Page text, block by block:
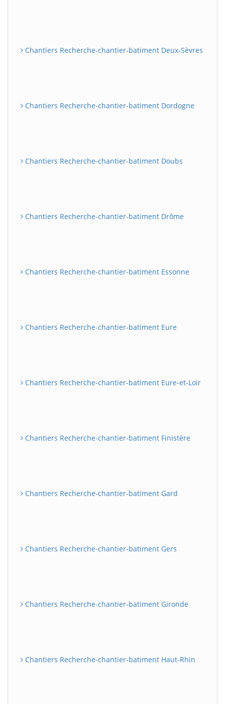
Chantiers Recherche-chantier-batiment Deux-Sèvres
Chantiers Recherche-chantier-batiment Dordogne
Chantiers Recherche-chantier-batiment Doubs
Chantiers Recherche-chantier-batiment Drôme
Chantiers Recherche-chantier-batiment Essonne
Chantiers Recherche-chantier-batiment Eure
Chantiers Recherche-chantier-batiment Eure-et-Loir
Chantiers Recherche-chantier-batiment Finistère
Chantiers Recherche-chantier-batiment Gard
Chantiers Recherche-chantier-batiment Gers
Chantiers Recherche-chantier-batiment Gironde
Chantiers Recherche-chantier-batiment Haut-Rhin